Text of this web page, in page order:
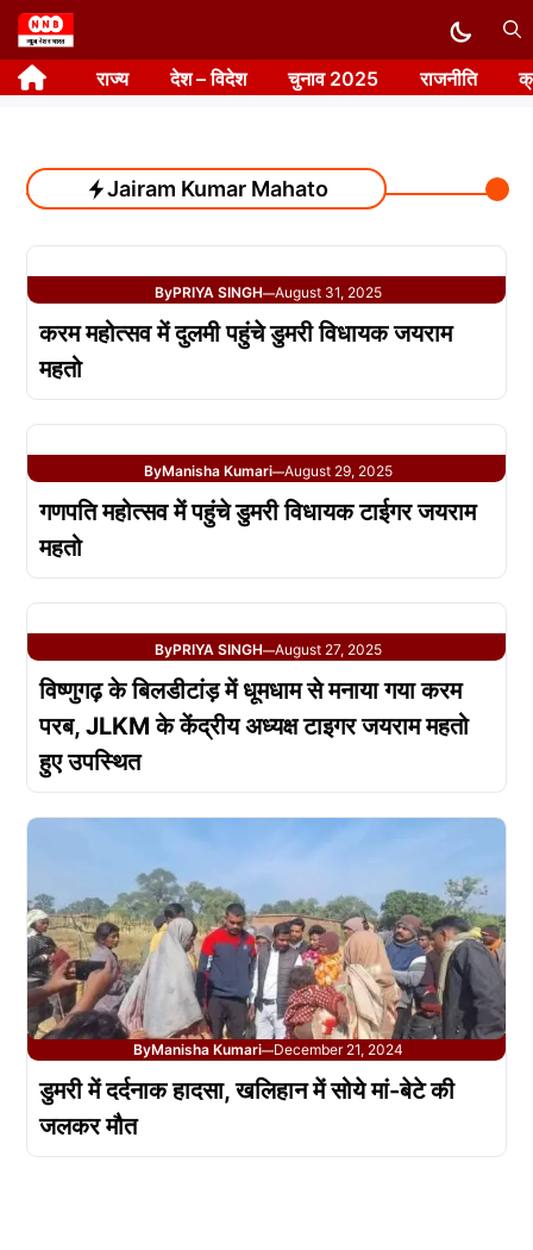
Skip
to
content राज्य देश – विदेश चुनाव 2025 राजनीति
Jairam Kumar Mahato
ByPRIYA SINGH—August 31, 2025
करम महोत्सव में दुलमी पहुंचे डुमरी विधायक जयराम
महतो
ByManisha Kumari—August 29, 2025
गणपति महोत्सव में पहुंचे डुमरी विधायक टाईगर जयराम
महतो
ByPRIYA SINGH—August 27, 2025
विष्णुगढ़ के बिलडीटांड़ में धूमधाम से मनाया गया करम
परब, JLKM के केंद्रीय अध्यक्ष टाइगर जयराम महतो
हुए उपस्थित
ByManisha Kumari—December 21, 2024
डुमरी में दर्दनाक हादसा, खलिहान में सोये मां-बेटे की
जलकर मौत